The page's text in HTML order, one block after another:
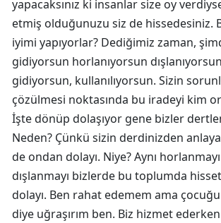
yapacaksınız ki insanlar size oy
etmiş olduğunuzu siz de hissedesiniz.
iyimi yapıyorlar? Dediğimiz zaman,
gidiyorsun horlanıyorsun
gidiyorsun, kullanılıyorsun. Sizin
çözülmesi noktasında bu iradeyi kim
İşte dönüp dolaşıyor gene bizler
Neden? Çünkü sizin derdinizden
de ondan dolayı. Niye? Aynı horlanmayı
dışlanmayı bizlerde bu toplumda
dolayı. Ben rahat edemem ama
diye uğraşırım ben. Biz hizmet